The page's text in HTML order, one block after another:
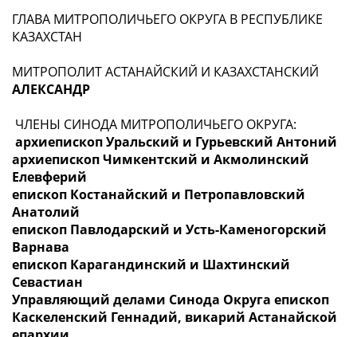
ГЛАВА МИТРОПОЛИЧЬЕГО ОКРУГА В РЕСПУБЛИКЕ
КАЗАХСТАН
МИТРОПОЛИТ АСТАНАЙСКИЙ И КАЗАХСТАНСКИЙ
АЛЕКСАНДР
ЧЛЕНЫ СИНОДА МИТРОПОЛИЧЬЕГО ОКРУГА:
архиепископ Уральский и Гурьевский Антоний
архиепископ Чимкентский и Акмолинский
Елевферий
епископ Костанайский и Петропавловский
Анатолий
епископ Павлодарский и Усть-Каменогорский
Варнава
епископ Карагандинский и Шахтинский
Севастиан
Управляющий делами Синода Округа епископ
Каскеленский Геннадий, викарий Астанайской